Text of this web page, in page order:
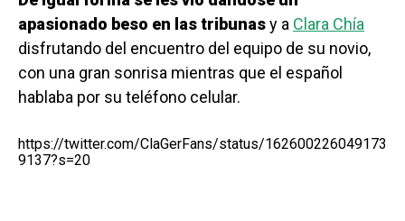
apasionado beso en las tribunasy a Clara Chía
disfrutando del encuentro del equipo de su novio,
con una gran sonrisa mientras que el español
hablaba por su teléfono celular.
https://twitter.com/ClaGerFans/status/162600226049173
9137?s=20